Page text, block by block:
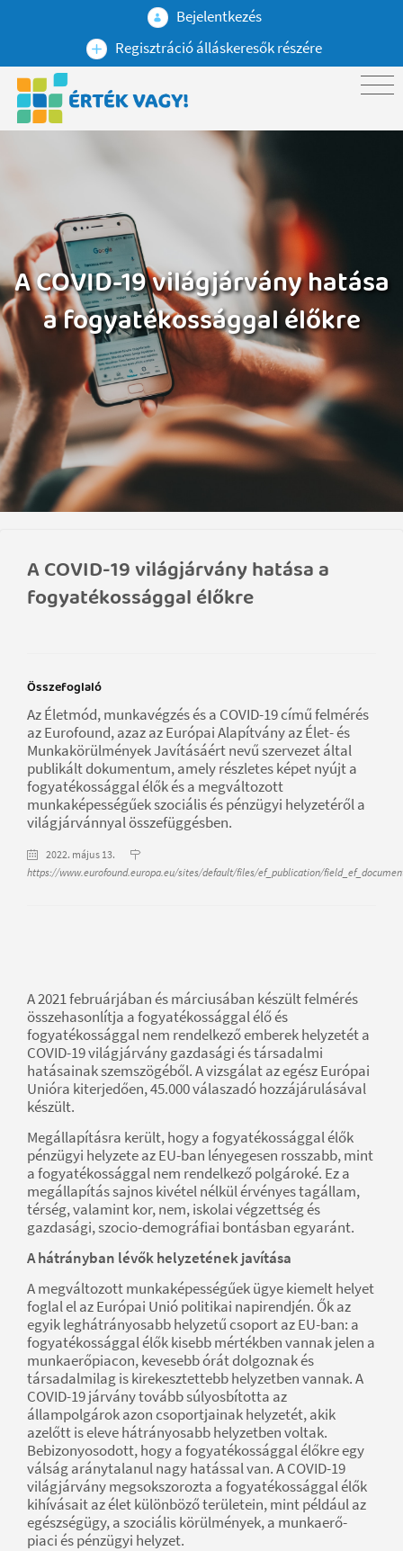
Bejelentkezés
Regisztráció álláskeresők részére
A COVID-19 világjárvány hatása
a fogyatékossággal élőkre
A COVID-19 világjárvány hatása a
fogyatékossággal élőkre
Összefoglaló
Az Életmód, munkavégzés és a COVID-19 című felmérés
az Eurofound, azaz az Európai Alapítvány az Élet- és
Munkakörülmények Javításáért nevű szervezet által
publikált dokumentum, amely részletes képet nyújt a
fogyatékossággal élők és a megváltozott
munkaképességűek szociális és pénzügyi helyzetéről a
világjárvánnyal összefüggésben.
2022. május 13.
https://www.eurofound.europa.eu/sites/default/files/ef_publication/
A 2021 februárjában és márciusában készült felmérés
összehasonlítja a fogyatékossággal élő és
fogyatékossággal nem rendelkező emberek helyzetét a
COVID-19 világjárvány gazdasági és társadalmi
hatásainak szemszögéből. A vizsgálat az egész Európai
Unióra kiterjedően, 45.000 válaszadó hozzájárulásával
készült.
Megállapításra került, hogy a fogyatékossággal élők
pénzügyi helyzete az EU-ban lényegesen rosszabb, mint
a fogyatékossággal nem rendelkező polgároké. Ez a
megállapítás sajnos kivétel nélkül érvényes tagállam,
térség, valamint kor, nem, iskolai végzettség és
gazdasági, szocio-demográfiai bontásban egyaránt.
A hátrányban lévők helyzetének javítása
A megváltozott munkaképességűek ügye kiemelt helyet
foglal el az Európai Unió politikai napirendjén. Ők az
egyik leghátrányosabb helyzetű csoport az EU-ban: a
fogyatékossággal élők kisebb mértékben vannak jelen a
munkaerőpiacon, kevesebb órát dolgoznak és
társadalmilag is kirekesztettebb helyzetben vannak. A
COVID-19 járvány tovább súlyosbította az
állampolgárok azon csoportjainak helyzetét, akik
azelőtt is eleve hátrányosabb helyzetben voltak.
Bebizonyosodott, hogy a fogyatékossággal élőkre egy
válság aránytalanul nagy hatással van. A COVID-19
világjárvány megsokszorozta a fogyatékossággal élők
kihívásait az élet különböző területein, mint például az
egészségügy, a szociális körülmények, a munkaerő-
piaci és pénzügyi helyzet.